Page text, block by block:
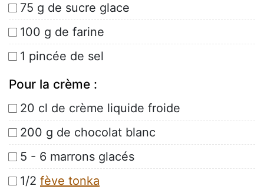
75 g de sucre glace
100 g de farine
1 pincée de sel
Pour la crème :
20 cl de crème liquide froide
200 g de chocolat blanc
5 - 6 marrons glacés
1/2 fève tonka